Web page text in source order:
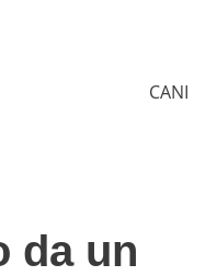
CANI
da un